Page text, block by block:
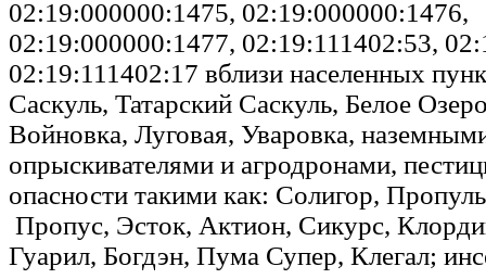
02:19:000000:1475, 02:19:000000:1476,
02:19:000000:1477, 02:19:111402:53,
02:19:111402:17 вблизи населенных
Саскуль, Татарский Саскуль, Белое
Войновка, Луговая, Уваровка,
опрыскивателями и агродронами,
опасности такими как: Солигор,
Пропус, Эсток, Актион, Сикурс,
Гуарил, Богдэн, Пума Супер, Клегал;